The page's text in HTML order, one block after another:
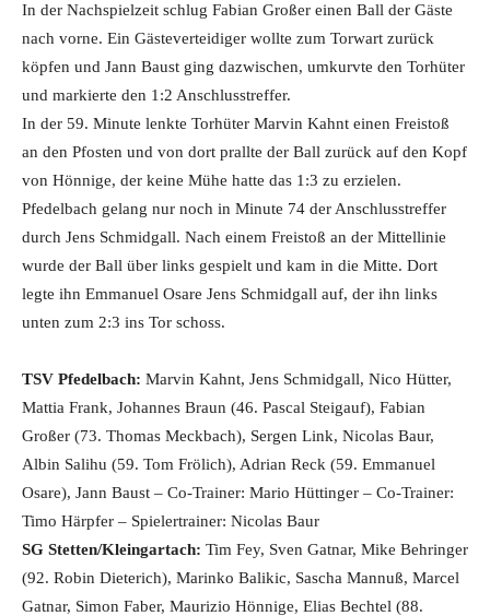
In der Nachspielzeit schlug Fabian Großer einen Ball der Gäste
nach vorne. Ein Gästeverteidiger wollte zum Torwart zurück
köpfen und Jann Baust ging dazwischen, umkurvte den Torhüter
und markierte den 1:2 Anschlusstreffer.
In der 59. Minute lenkte Torhüter Marvin Kahnt einen Freistoß
an den Pfosten und von dort prallte der Ball zurück auf den Kopf
von Hönnige, der keine Mühe hatte das 1:3 zu erzielen.
Pfedelbach gelang nur noch in Minute 74 der Anschlusstreffer
durch Jens Schmidgall. Nach einem Freistoß an der Mittellinie
wurde der Ball über links gespielt und kam in die Mitte. Dort
legte ihn Emmanuel Osare Jens Schmidgall auf, der ihn links
unten zum 2:3 ins Tor schoss.
TSV Pfedelbach: Marvin Kahnt, Jens Schmidgall, Nico Hütter,
Mattia Frank, Johannes Braun (46. Pascal Steigauf), Fabian
Großer (73. Thomas Meckbach), Sergen Link, Nicolas Baur,
Albin Salihu (59. Tom Frölich), Adrian Reck (59. Emmanuel
Osare), Jann Baust – Co-Trainer: Mario Hüttinger – Co-Trainer:
Timo Härpfer – Spielertrainer: Nicolas Baur
SG Stetten/Kleingartach: Tim Fey, Sven Gatnar, Mike Behringer
(92. Robin Dieterich), Marinko Balikic, Sascha Mannuß, Marcel
Gatnar, Simon Faber, Maurizio Hönnige, Elias Bechtel (88.